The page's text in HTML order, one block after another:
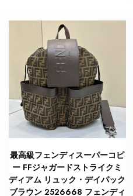
最高級フェンディスーパーコピ
ー FFジャガードストライクミ
ディアム リュック・デイパック
ブラウン 2526668 フェンディ